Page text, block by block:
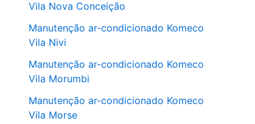
Vila Nova Conceição
Manutenção ar-condicionado Komeco
Vila Nivi
Manutenção ar-condicionado Komeco
Vila Morumbi
Manutenção ar-condicionado Komeco
Vila Morse